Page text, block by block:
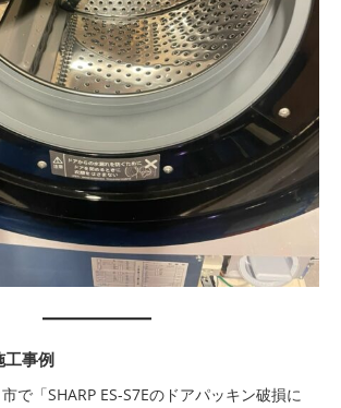
工事例
で「SHARP ES-S7Eのドアパッキン破損に